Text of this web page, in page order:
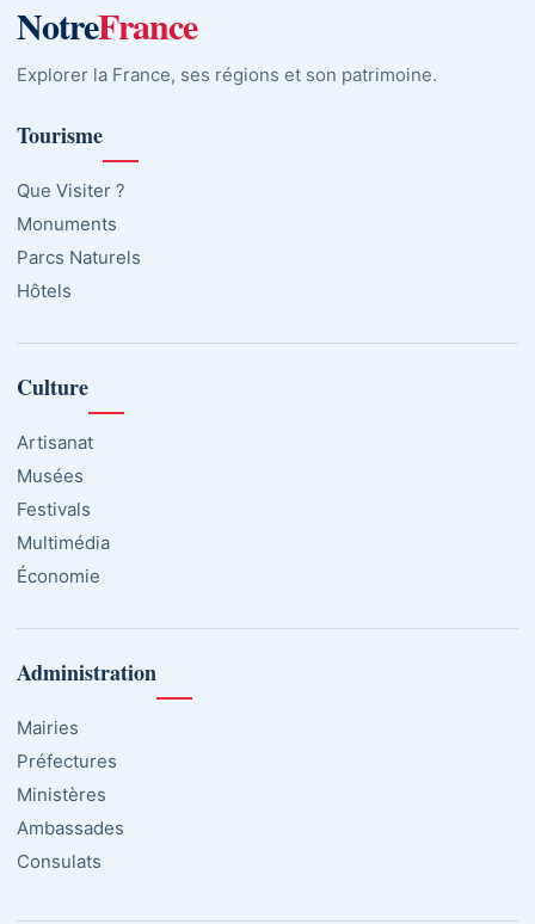
NotreFrance
Explorer la France, ses régions et son patrimoine.
Tourisme
Que Visiter ?
Monuments
Parcs Naturels
Hôtels
Culture
Artisanat
Musées
Festivals
Multimédia
Économie
Administration
Mairies
Préfectures
Ministères
Ambassades
Consulats